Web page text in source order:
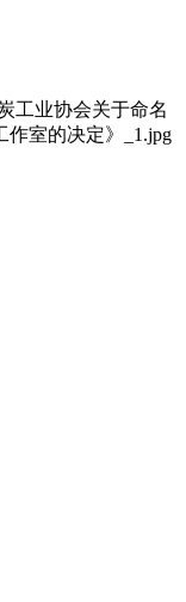
工业协会关于命名
作室的决定》_1.jpg